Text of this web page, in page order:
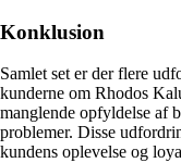
Konklusion
Samlet set er der flere
kunderne om Rhodos
manglende opfyldelse af
problemer. Disse
kundens oplevelse og